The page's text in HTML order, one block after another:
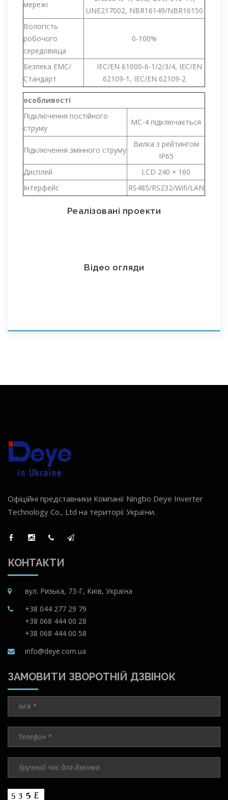
мережі
UNE217002, NBR16149/NBR16150
Вологість
робочого
середовища
0-100%
Безпека EMC/
Стандарт
IEC/EN 61000-6-1/2/3/4, IEC/EN
62109-1, IEC/EN 62109-2
особливості
Підключення постійного
струму
MC-4 підключається
Підключення змінного струму
Вилка з рейтингом
IP65
Дисплей
LCD 240 × 160
Інтерфейс
RS485/RS232/Wifi/LAN
Реалізовані проекти
Відео огляди
Офіційні представники Компанії Ningbo Deye Inverter
Technology Co., Ltd на території України.
КОНТАКТИ
вул. Ризька, 73-Г, Київ, Україна
+38 044 277 29 79
+38 068 444 00 28
+38 068 444 00 58
info@deye.com.ua
ЗАМОВИТИ ЗВОРОТНІЙ ДЗВІНОК